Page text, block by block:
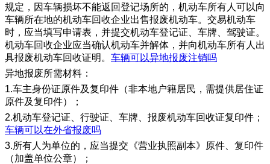
规定，因车辆损坏不能返回登记场所的，机动车所有人可以向
车辆所在地的机动车回收企业出售报废机动车。交易机动车
时，应当填写申请表，并提交机动车登记证、车牌、驾驶证。
机动车回收企业应当确认机动车并解体，并向机动车所有人出
具报废机动车回收证明。 车辆可以异地报废注销吗
异地报废所需材料：
1.车主身份证原件及复印件（非本地户籍居民，需提供居住证
原件及复印件）；
2.机动车登记证、行驶证、车牌、报废机动车回收证复印件；
车辆可以在外省报废吗
3.所有人为单位的，应当提交《营业执照副本》原件、复印件
（加盖单位公章）；